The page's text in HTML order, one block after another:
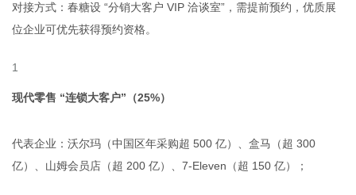
对接方式：春糖设 “分销大客户 VIP 洽谈室”，需提前预约，优质展
位企业可优先获得预约资格。
现代零售 “连锁大客户”（25%）
代表企业：沃尔玛（中国区年采购超 500 亿）、盒马（超 300
亿）、山姆会员店（超 200 亿）、7-Eleven（超 150 亿）；